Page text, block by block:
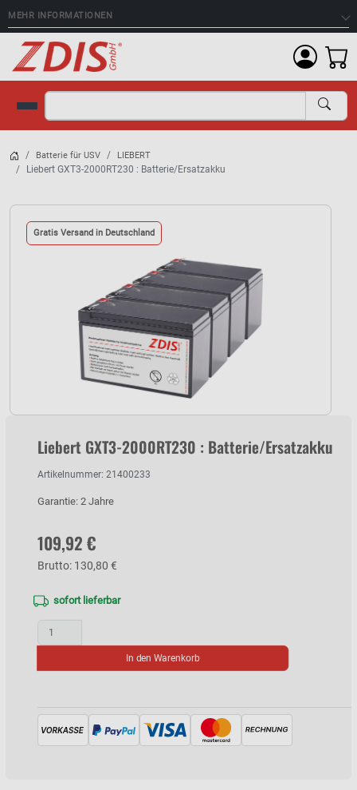
MEHR INFORMATIONEN
Suche
Batterie für USV LIEBERT
Liebert GXT3-2000RT230 : Batterie/Ersatzakku
Gratis Versand in Deutschland
Liebert GXT3-2000RT230 : Batterie/Ersatzakku
Artikelnummer: 21400233
Garantie: 2 Jahre
109,92 €
Brutto: 130,80 €
sofort lieferbar
In den Warenkorb